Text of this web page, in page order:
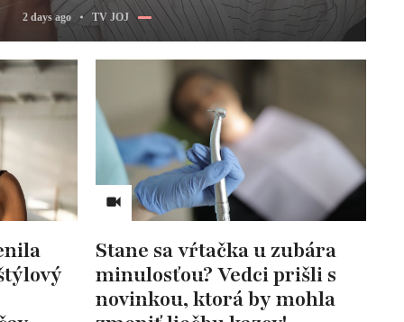
2 days ago TV JOJ
Stane sa vŕtačka u zubára
minulosťou? Vedci prišli s
novinkou, ktorá by mohla